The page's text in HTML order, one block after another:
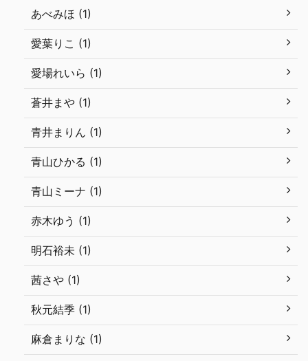
あべみほ (1)
愛葉りこ (1)
愛場れいら (1)
蒼井まや (1)
青井まりん (1)
青山ひかる (1)
青山ミーナ (1)
赤木ゆう (1)
明石裕未 (1)
茜さや (1)
秋元結季 (1)
麻倉まりな (1)